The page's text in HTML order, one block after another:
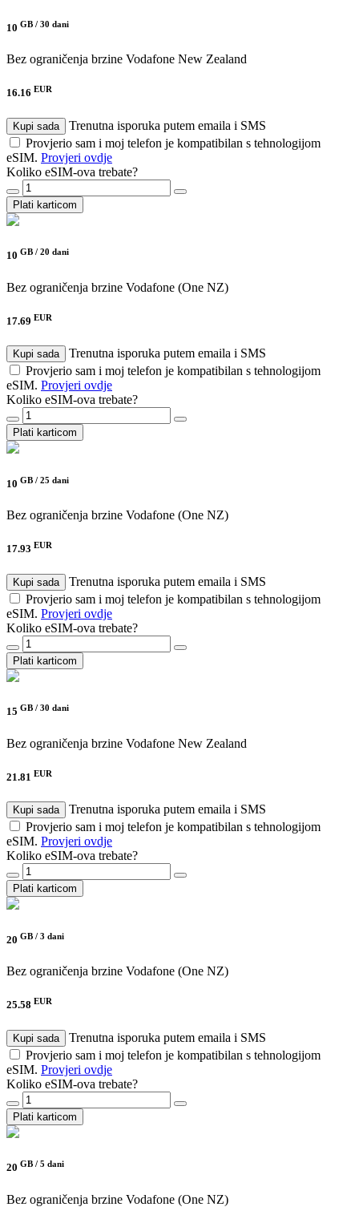
10 GB / 30 dani
Bez ograničenja brzine Vodafone New Zealand
16.16 EUR
Kupi sada
Trenutna isporuka putem emaila i SMS
Provjerio sam i moj telefon je kompatibilan s tehnologijom
eSIM. Provjeri ovdje
Koliko eSIM-ova trebate?
Plati karticom
10 GB / 20 dani
Bez ograničenja brzine Vodafone (One NZ)
17.69 EUR
Kupi sada
Trenutna isporuka putem emaila i SMS
Provjerio sam i moj telefon je kompatibilan s tehnologijom
eSIM. Provjeri ovdje
Koliko eSIM-ova trebate?
Plati karticom
10 GB / 25 dani
Bez ograničenja brzine Vodafone (One NZ)
17.93 EUR
Kupi sada
Trenutna isporuka putem emaila i SMS
Provjerio sam i moj telefon je kompatibilan s tehnologijom
eSIM. Provjeri ovdje
Koliko eSIM-ova trebate?
Plati karticom
15 GB / 30 dani
Bez ograničenja brzine Vodafone New Zealand
21.81 EUR
Kupi sada
Trenutna isporuka putem emaila i SMS
Provjerio sam i moj telefon je kompatibilan s tehnologijom
eSIM. Provjeri ovdje
Koliko eSIM-ova trebate?
Plati karticom
20 GB / 3 dani
Bez ograničenja brzine Vodafone (One NZ)
25.58 EUR
Kupi sada
Trenutna isporuka putem emaila i SMS
Provjerio sam i moj telefon je kompatibilan s tehnologijom
eSIM. Provjeri ovdje
Koliko eSIM-ova trebate?
Plati karticom
20 GB / 5 dani
Bez ograničenja brzine Vodafone (One NZ)